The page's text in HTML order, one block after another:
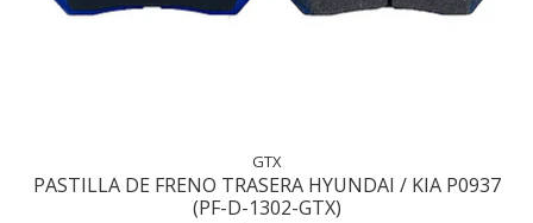
GTX
PASTILLA DE FRENO TRASERA HYUNDAI / KIA P0937
(PF-D-1302-GTX)